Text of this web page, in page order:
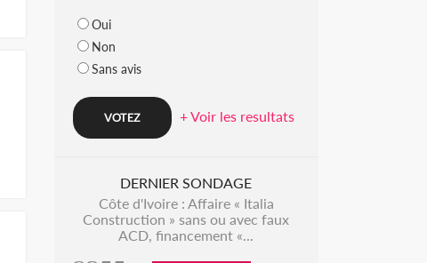
Oui
Non
Sans avis
+ Voir les resultats
DERNIER SONDAGE
Côte d'Ivoire : Affaire « Italia
Construction » sans ou avec faux
ACD, financement «...